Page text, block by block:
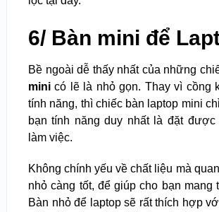
6/ Bàn mini để
Bề ngoài dễ thấy nhất của những
minicó lẽ là nhỏ gọn. Thay vì cồng
tính năng, thì chiếc bàn laptop mini
bạn tính năng duy nhất là đặt được
làm việc.
Không chính yếu về chất liệu mà
nhỏ càng tốt, để giúp cho bạn mang
Bàn nhỏ để laptop sẽ rất thích hợp